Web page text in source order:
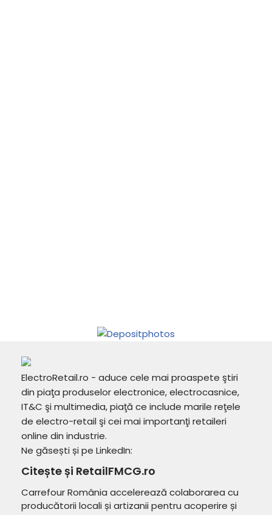
ElectroRetail.ro - aduce cele mai proaspete ştiri
din piaţa produselor electronice, electrocasnice,
IT&C şi multimedia, piaţă ce include marile reţele
de electro-retail şi cei mai importanţi retaileri
online din industrie.
Ne găsești și pe LinkedIn:
Citește și RetailFMCG.ro
Carrefour România accelerează colaborarea cu
producătorii locali și artizanii pentru acoperire și